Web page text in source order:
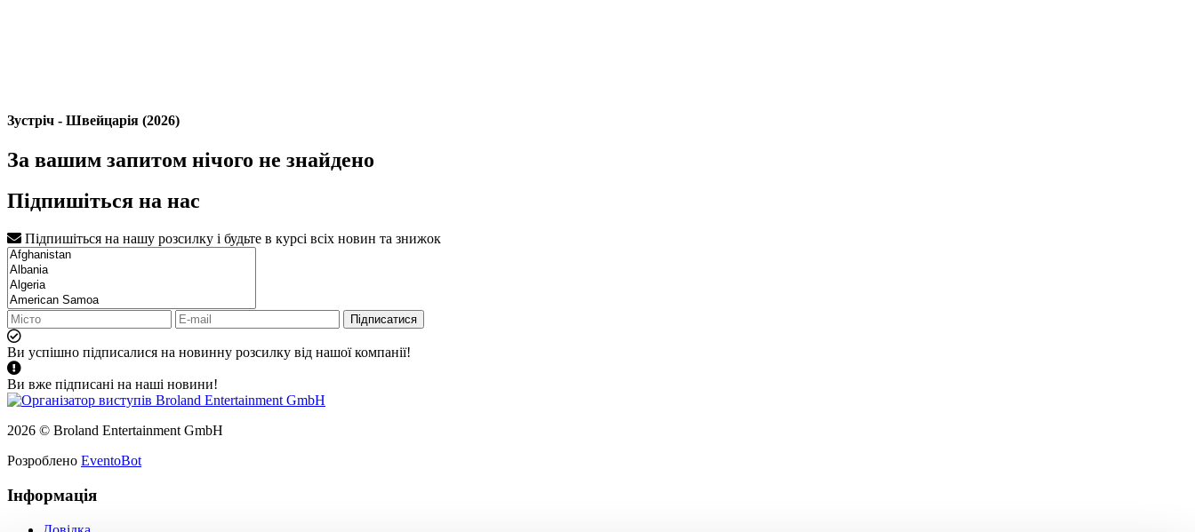
Зустріч - Швейцарія (2026)
За вашим запитом нічого не знайдено
Підпишіться на нас
Підпишіться на нашу розсилку і будьте в курсі всіх новин та знижок
Підписатися
Ви успішно підписалися на новинну розсилку від нашої компанії!
Ви вже підписані на наші новини!
2026 © Broland Entertainment GmbH
Розроблено EventoBot
Інформація